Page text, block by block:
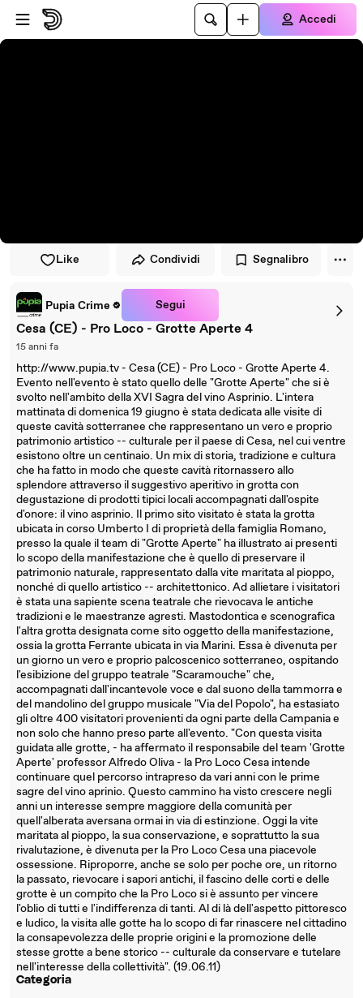
Vai al lettore
Passa al contenuto principale
Accedi
Like Condividi Segnalibro
Pupia Crime Segui
Cesa (CE) - Pro Loco - Grotte Aperte 4
15 anni fa
http://www.pupia.tv - Cesa (CE) - Pro Loco - Grotte Aperte 4.
Evento nell'evento è stato quello delle "Grotte Aperte" che si è
svolto nell'ambito della XVI Sagra del vino Asprinio. L'intera
mattinata di domenica 19 giugno è stata dedicata alle visite di
queste cavità sotterranee che rappresentano un vero e proprio
patrimonio artistico -- culturale per il paese di Cesa, nel cui ventre
esistono oltre un centinaio. Un mix di storia, tradizione e cultura
che ha fatto in modo che queste cavità ritornassero allo
splendore attraverso il suggestivo aperitivo in grotta con
degustazione di prodotti tipici locali accompagnati dall'ospite
d'onore: il vino asprinio. Il primo sito visitato è stata la grotta
ubicata in corso Umberto I di proprietà della famiglia Romano,
presso la quale il team di "Grotte Aperte" ha illustrato ai presenti
lo scopo della manifestazione che è quello di preservare il
patrimonio naturale, rappresentato dalla vite maritata al pioppo,
nonché di quello artistico -- architettonico. Ad allietare i visitatori
è stata una sapiente scena teatrale che rievocava le antiche
tradizioni e le maestranze agresti. Mastodontica e scenografica
l'altra grotta designata come sito oggetto della manifestazione,
ossia la grotta Ferrante ubicata in via Marini. Essa è divenuta per
un giorno un vero e proprio palcoscenico sotterraneo, ospitando
l'esibizione del gruppo teatrale "Scaramouche" che,
accompagnati dall'incantevole voce e dal suono della tammorra e
del mandolino del gruppo musicale "Via del Popolo", ha estasiato
gli oltre 400 visitatori provenienti da ogni parte della Campania e
non solo che hanno preso parte all'evento. "Con questa visita
guidata alle grotte, - ha affermato il responsabile del team 'Grotte
Aperte' professor Alfredo Oliva - la Pro Loco Cesa intende
continuare quel percorso intrapreso da vari anni con le prime
sagre del vino aprinio. Questo cammino ha visto crescere negli
anni un interesse sempre maggiore della comunità per
quell'alberata aversana ormai in via di estinzione. Oggi la vite
maritata al pioppo, la sua conservazione, e soprattutto la sua
rivalutazione, è divenuta per la Pro Loco Cesa una piacevole
ossessione. Riproporre, anche se solo per poche ore, un ritorno
la passato, rievocare i sapori antichi, il fascino delle corti e delle
grotte è un compito che la Pro Loco si è assunto per vincere
l'oblio di tutti e l'indifferenza di tanti. Al di là dell'aspetto pittoresco
e ludico, la visita alle gotte ha lo scopo di far rinascere nel cittadino
la consapevolezza delle proprie origini e la promozione delle
stesse grotte a bene storico -- culturale da conservare e tutelare
nell'interesse della collettività". (19.06.11)
Categoria